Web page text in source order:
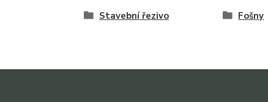
Stavební řezivo Fošny